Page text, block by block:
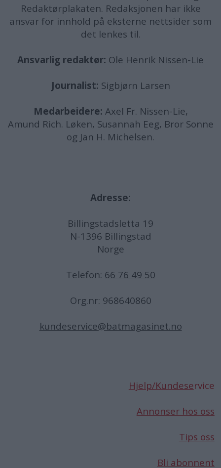
Redaktørplakaten. Redaksjonen har ikke
ansvar for innhold på eksterne nettsider som
det lenkes til.
Ansvarlig redaktør: Ole Henrik Nissen-Lie
Journalist: Sigbjørn Larsen
Medarbeidere: Axel Fr. Nissen-Lie,
Amund Rich. Løken, Susannah Eeg, Bror Sonne
og Jan H. Michelsen.
Adresse:
Billingstadsletta 19
N-1396 Billingstad
Norge
Telefon: 66 76 49 50
Org.nr: 968640860
kundeservice@batmagasinet.no
Hjelp/Kundeservice
Annonser hos oss
Tips oss
Bli abonnent